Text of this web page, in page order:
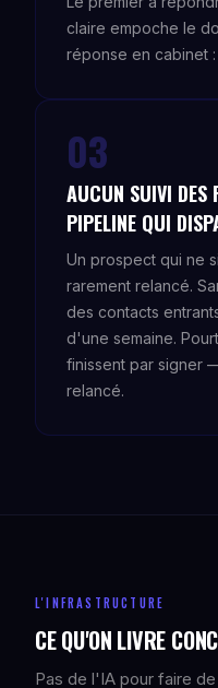
claire empoche le
réponse en cabinet
03
AUCUN SUIVI
PIPELINE QUI
Un prospect qui ne
rarement relancé.
des contacts
d'une semaine.
finissent par signer
relancé.
L'INFRASTRUCTURE
CE QU'ON LIVRE
Pas de l'IA pour faire